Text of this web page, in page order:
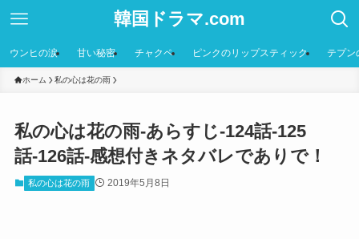
韓国ドラマ.com
ウンヒの涙 甘い秘密 チャクペ ピンクのリップスティック テプン
ホーム 私の心は花の雨
私の心は花の雨-あらすじ-124話-125
話-126話-感想付きネタバレでありで！
私の心は花の雨 2019年5月8日